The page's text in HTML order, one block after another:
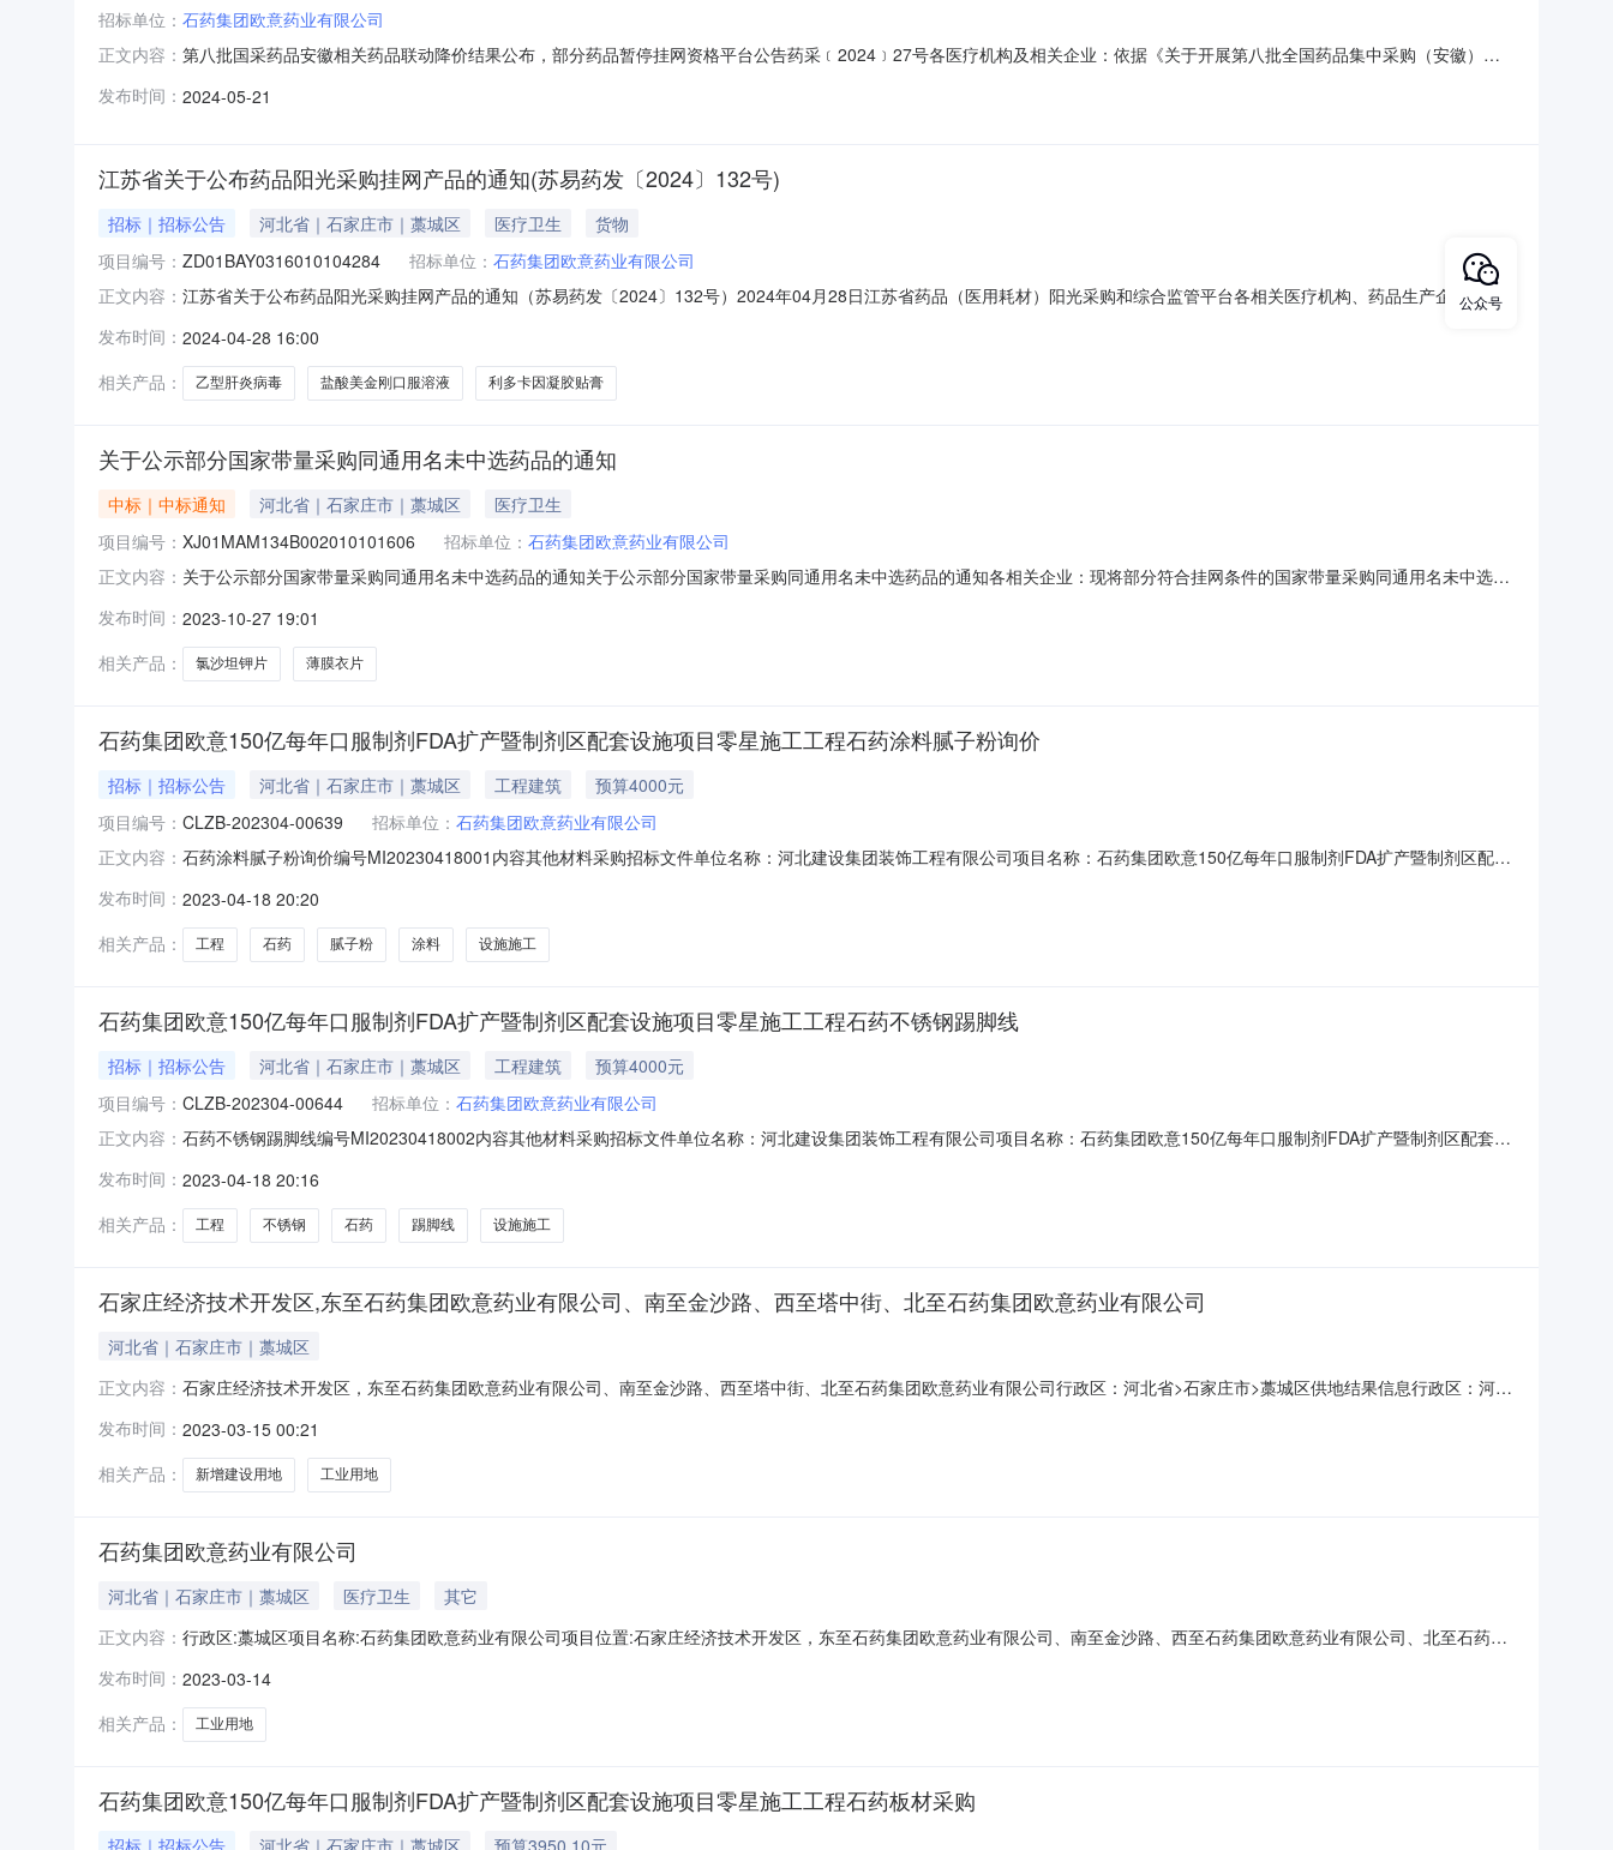
招标单位： 石药集团欧意药业有限公司
正文内容： 第八批国采药品安徽相关药品联动降价结果公布，部分药品暂停挂网资格平台公告药采﹝2024﹞27号各医疗机构及相关企业：依据《关于开展第八批全国药品集中采购（安徽）相
机构要严格执行国家药品集中采购和使用相关要求，落实中选药品各项采购政策，不能将非中选药品企业自主降价限价等价格，误认为“省级招标价”、“医保支付参考价”等，应视为
发布时间： 2024-05-21
江苏省关于公布药品阳光采购挂网产品的通知(苏易药发〔2024〕132号)
招标｜招标公告 河北省｜石家庄市｜藁城区 医疗卫生
货物
项目编号： ZD01BAY0316010104284 招标单位： 石药集团欧意药业有限公司
正文内容： 江苏省关于公布药品阳光采购挂网产品的通知（苏易药发〔2024〕132号）2024年04月28日江苏省药品（医用耗材）阳光采购和综合监管平台各相关医疗机构、药品生产企业：根
件：1.药品阳光采购挂网产品公布表.pdf2.药品承诺价挂网产品公布表.pdf江苏省公共资源交易中心2024年4月28日普通附件：附件1：药品阳光采购挂网产品公布表.pdf附件2：药品
承诺
发布时间： 2024-04-28 16:00
相关产品：
乙型肝炎病毒 盐酸美金刚口服溶液 利多卡因凝胶贴膏
关于公示部分国家带量采购同通用名未中选药品的通知
中标｜中标通知 河北省｜石家庄市｜藁城区
医疗卫生
项目编号： XJ01MAM134B002010101606 招标单位： 石药集团欧意药业有限公司
正文内容： 关于公示部分国家带量采购同通用名未中选药品的通知关于公示部分国家带量采购同通用名未中选药品的通知各相关企业：现将部分符合挂网条件的国家带量采购同通用名未中选药
各界对拟挂网药品挂网价提出申（投）诉的，有关企业需提供相关证明材料，做出说明。（二）企业对公示结果有异议的，可登录招采子系统进入“药品挂网管理-申投诉管理”网上申
（投）诉。通过“申投诉管理-企
发布时间： 2023-10-27 19:01
相关产品：
氯沙坦钾片 薄膜衣片
石药集团欧意150亿每年口服制剂FDA扩产暨制剂区配套设施项目零星施工工程石药涂料腻子粉询价
招标｜招标公告 河北省｜石家庄市｜藁城区 工程建筑
预算4000元
项目编号： CLZB-202304-00639 招标单位： 石药集团欧意药业有限公司
正文内容： 石药涂料腻子粉询价编号MI20230418001内容其他材料采购招标文件单位名称：河北建设集团装饰工程有限公司项目名称：石药集团欧意150亿每年口服制剂FDA扩产暨制剂区配套
条：工程概况工程名称：石药集团欧意150亿每年口服制剂FDA扩产暨制剂区配套设施项目零星施工工程2.工程地点：河北省石家庄市藁城市3.建设单位：石药集团欧
发布时间： 2023-04-18 20:20
相关产品：
工程 石药 腻子粉 涂料 设施施工
石药集团欧意150亿每年口服制剂FDA扩产暨制剂区配套设施项目零星施工工程石药不锈钢踢脚线
招标｜招标公告 河北省｜石家庄市｜藁城区 工程建筑
预算4000元
项目编号： CLZB-202304-00644 招标单位： 石药集团欧意药业有限公司
正文内容： 石药不锈钢踢脚线编号MI20230418002内容其他材料采购招标文件单位名称：河北建设集团装饰工程有限公司项目名称：石药集团欧意150亿每年口服制剂FDA扩产暨制剂区配套设
工程概况工程名称：石药集团欧意150亿每年口服制剂FDA扩产暨制剂区配套设施项目零星施工工程2.工程地点：河北省石家庄市藁城市3.建设单位：石药集团欧意
发布时间： 2023-04-18 20:16
相关产品：
工程 不锈钢 石药 踢脚线 设施施工
石家庄经济技术开发区,东至石药集团欧意药业有限公司、南至金沙路、西至塔中街、北至石药集团欧意药业有限公司
河北省｜石家庄市｜藁城区
正文内容： 石家庄经济技术开发区，东至石药集团欧意药业有限公司、南至金沙路、西至塔中街、北至石药集团欧意药业有限公司行政区：河北省>石家庄市>藁城区供地结果信息行政区：河北
塔中街、北至石药集团欧意药业有限公司面积(㎡)：0.00土地来源：新增建设用地土地用途：工业用地供地方式：拍卖出让土地使用年限：50行业分类：医药制造业土地级别：十级
成交价格(万元)：11
发布时间： 2023-03-15 00:21
相关产品：
新增建设用地 工业用地
石药集团欧意药业有限公司
河北省｜石家庄市｜藁城区 医疗卫生
其它
正文内容： 行政区:藁城区项目名称:石药集团欧意药业有限公司项目位置:石家庄经济技术开发区，东至石药集团欧意药业有限公司、南至金沙路、西至石药集团欧意药业有限公司、北至石药集
付约定支付期号约定支付日期约定支付金额(万元)备注土地使用权人:约定容积率:下限:1.1上限:2.5约定交地时间:2023-04-14约定开工时间:2024-03-13约
发布时间： 2023-03-14
相关产品：
工业用地
石药集团欧意150亿每年口服制剂FDA扩产暨制剂区配套设施项目零星施工工程石药板材采购
招标｜招标公告 河北省｜石家庄市｜藁城区 预算3950.10元
公众号